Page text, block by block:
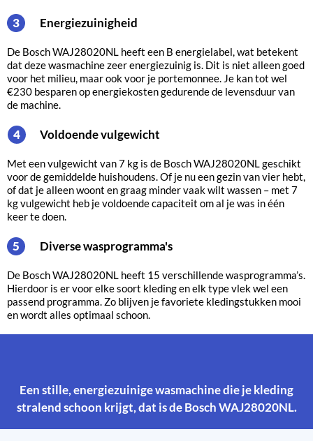
3 Energiezuinigheid
De Bosch WAJ28020NL heeft een B energielabel, wat betekent
dat deze wasmachine zeer energiezuinig is. Dit is niet alleen goed
voor het milieu, maar ook voor je portemonnee. Je kan tot wel
€230 besparen op energiekosten gedurende de levensduur van
de machine.
4 Voldoende vulgewicht
Met een vulgewicht van 7 kg is de Bosch WAJ28020NL geschikt
voor de gemiddelde huishoudens. Of je nu een gezin van vier hebt,
of dat je alleen woont en graag minder vaak wilt wassen – met 7
kg vulgewicht heb je voldoende capaciteit om al je was in één
keer te doen.
5 Diverse wasprogramma's
De Bosch WAJ28020NL heeft 15 verschillende wasprogramma’s.
Hierdoor is er voor elke soort kleding en elk type vlek wel een
passend programma. Zo blijven je favoriete kledingstukken mooi
en wordt alles optimaal schoon.
Een stille, energiezuinige wasmachine die je kleding
stralend schoon krijgt, dat is de Bosch WAJ28020NL.